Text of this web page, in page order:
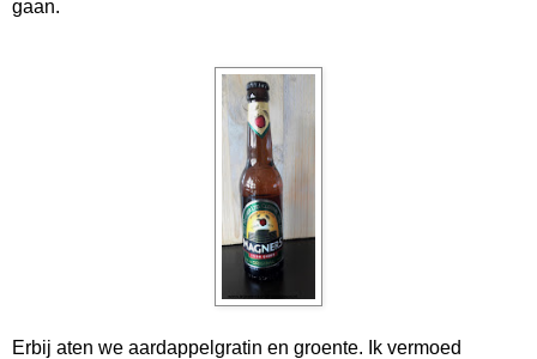
gaan.
Erbij aten we aardappelgratin en groente. Ik vermoed